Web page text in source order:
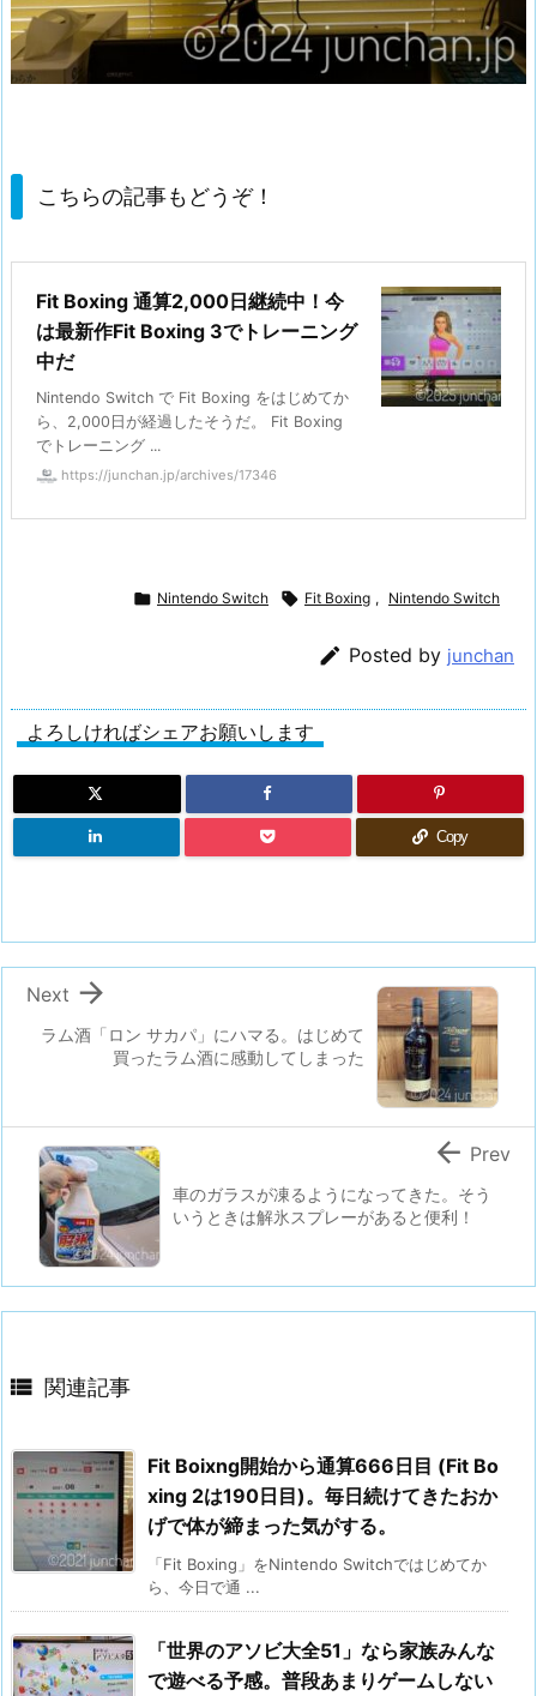
こちらの記事もどうぞ！
Fit Boxing 通算2,000日継続中！今
は最新作Fit Boxing 3でトレーニング
中だ
Nintendo Switch で Fit Boxing をはじめてか
ら、2,000日が経過したそうだ。 Fit Boxing
でトレーニング ...
https://junchan.jp/archives/17346
 Nintendo Switch  Fit Boxing , Nintendo Switch
 Posted by junchan
よろしければシェアお願いします
Copy
ラム酒「ロン サカパ」にハマる。はじめて
買ったラム酒に感動してしまった

Next
車のガラスが凍るようになってきた。そう
いうときは解氷スプレーがあると便利！
 Prev
 関連記事
Fit Boixng開始から通算666日目 (Fit Bo
xing 2は190日目)。毎日続けてきたおか
げで体が締まった気がする。
「Fit Boxing」をNintendo Switchではじめてか
ら、今日で通 ...
「世界のアソビ大全51」なら家族みんな
で遊べる予感。普段あまりゲームしない